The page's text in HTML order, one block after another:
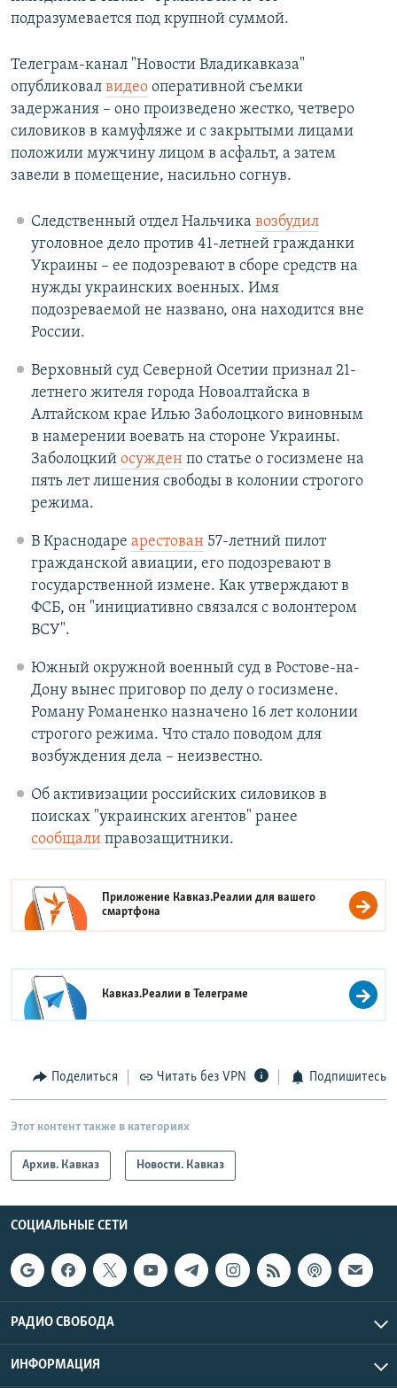
подразумевается под крупной суммой.
Телеграм-канал "Новости Владикавказа"
опубликовал видео оперативной съемки
задержания – оно произведено жестко, четверо
силовиков в камуфляже и с закрытыми лицами
положили мужчину лицом в асфальт, а затем
завели в помещение, насильно согнув.
Следственный отдел Нальчика возбудил
уголовное дело против 41-летней гражданки
Украины – ее подозревают в сборе средств на
нужды украинских военных. Имя
подозреваемой не названо, она находится вне
России.
Верховный суд Северной Осетии признал 21-
летнего жителя города Новоалтайска в
Алтайском крае Илью Заболоцкого виновным
в намерении воевать на стороне Украины.
Заболоцкий осужденпо статье о госизмене на
пять лет лишения свободы в колонии строгого
режима.
В Краснодаре арестован57-летний пилот
гражданской авиации, его подозревают в
государственной измене. Как утверждают в
ФСБ, он "инициативно связался с волонтером
ВСУ".
Южный окружной военный суд в Ростове-на-
Дону вынес приговор по делу о госизмене.
Роману Романенко назначено 16 лет колонии
строгого режима. Что стало поводом для
возбуждения дела – неизвестно.
Об активизации российских силовиков в
поисках "украинских агентов" ранее
сообщалиправозащитники.
Приложение Кавказ.Реалии для вашего
смартфона
Кавказ.Реалии вТелеграме
Поделиться Читать без VPN Подпишитесь
Этот контент также в категориях
Архив. Кавказ Новости. Кавказ
СОЦИАЛЬНЫЕ СЕТИ
РАДИО СВОБОДА
ИНФОРМАЦИЯ